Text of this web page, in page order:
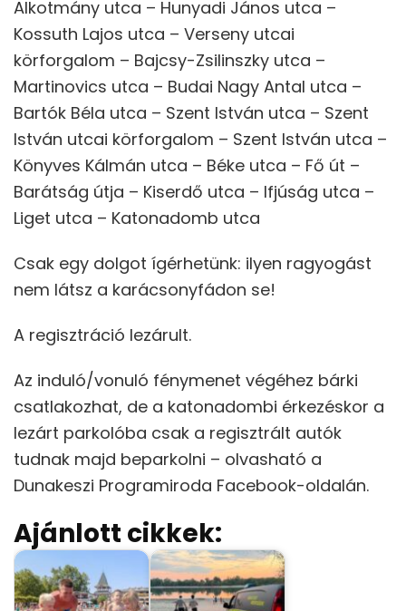
Alkotmány utca – Hunyadi János utca –
Kossuth Lajos utca – Verseny utcai
körforgalom – Bajcsy-Zsilinszky utca –
Martinovics utca – Budai Nagy Antal utca –
Bartók Béla utca – Szent István utca – Szent
István utcai körforgalom – Szent István utca –
Könyves Kálmán utca – Béke utca – Fő út –
Barátság útja – Kiserdő utca – Ifjúság utca –
Liget utca – Katonadomb utca
Csak egy dolgot ígérhetünk: ilyen ragyogást
nem látsz a karácsonyfádon se!
A regisztráció lezárult.
Az induló/vonuló fénymenet végéhez bárki
csatlakozhat, de a katonadombi érkezéskor a
lezárt parkolóba csak a regisztrált autók
tudnak majd beparkolni – olvasható a
Dunakeszi Programiroda Facebook-oldalán.
Ajánlott cikkek: